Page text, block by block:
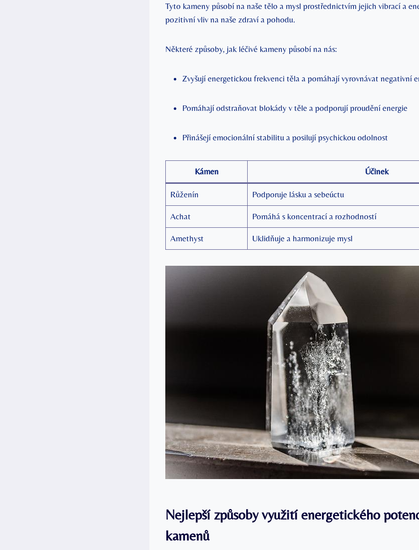
Tyto kameny působí na naše tělo a mysl prostřednictvím jejich vibrací a
pozitivní vliv na naše zdraví a pohodu.
Některé způsoby, jak léčivé kameny působí na nás:
Zvyšují energetickou frekvenci těla a pomáhají vyrovnávat negativní
Pomáhají odstraňovat blokády v těle a podporují proudění energie
Přinášejí emocionální stabilitu a posilují psychickou odolnost
Kámen Účinek
Růženín Podporuje lásku a sebeúctu
Achat Pomáhá s koncentrací a rozhodností
Amethyst Uklidňuje a harmonizuje mysl
Nejlepší způsoby využití energetického
kamenů